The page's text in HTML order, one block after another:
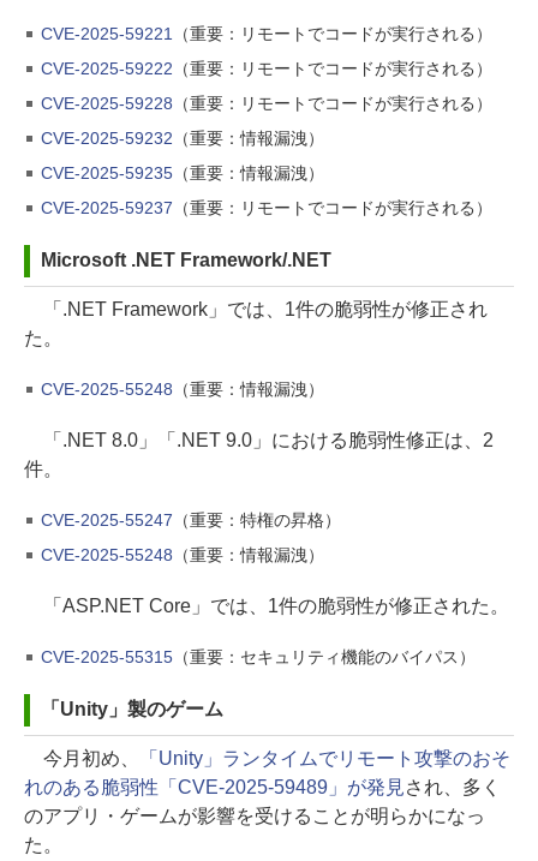
CVE-2025-59221
（重要：リモートでコードが実行される）
CVE-2025-59222 （重要：リモートでコードが実行される）
CVE-2025-59228 （重要：リモートでコードが実行される）
CVE-2025-59232 （重要：情報漏洩）
CVE-2025-59235（重要：情報漏洩）
CVE-2025-59237 （重要：リモートでコードが実行される）
Microsoft .NET Framework/.NET
「.NET Framework」では、1件の脆弱性が修正され
た。
CVE-2025-55248 （重要：情報漏洩）
「.NET 8.0」「.NET 9.0」における脆弱性修正は、2
件。
CVE-2025-55247 （重要：特権の昇格）
CVE-2025-55248 （重要：情報漏洩）
「ASP.NET Core」では、1件の脆弱性が修正された。
CVE-2025-55315（重要：セキュリティ機能のバイパス）
「Unity」製のゲーム
今月初め、
「Unity」ランタイムでリモート攻撃のおそ
れのある脆弱性「CVE-2025-59489」が発見され、多く
のアプリ・ゲームが影響を受けることが明らかになっ
た。